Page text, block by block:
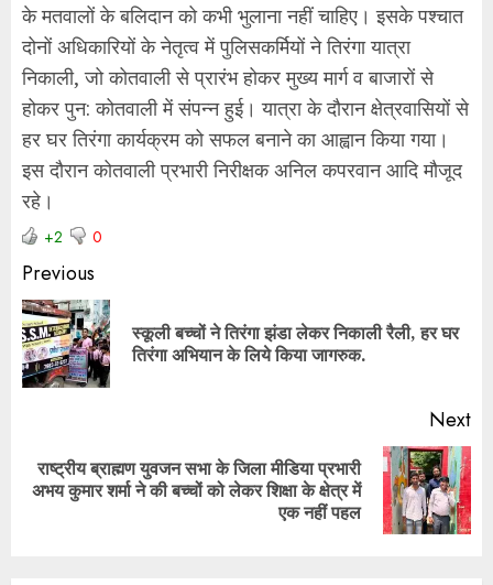
के मतवालों के बलिदान को कभी भुलाना नहीं चाहिए। इसके पश्चात
दोनों अधिकारियों के नेतृत्व में पुलिसकर्मियों ने तिरंगा यात्रा
निकाली, जो कोतवाली से प्रारंभ होकर मुख्य मार्ग व बाजारों से
होकर पुन: कोतवाली में संपन्न हुई। यात्रा के दौरान क्षेत्रवासियों से
हर घर तिरंगा कार्यक्रम को सफल बनाने का आह्वान किया गया।
इस दौरान कोतवाली प्रभारी निरीक्षक अनिल कपरवान आदि मौजूद
रहे।
+2 0
Previous
स्कूली बच्चों ने तिरंगा झंडा लेकर निकाली रैली, हर घर
तिरंगा अभियान के लिये किया जागरुक.
Next
राष्ट्रीय ब्राह्मण युवजन सभा के जिला मीडिया प्रभारी
अभय कुमार शर्मा ने की बच्चों को लेकर शिक्षा के क्षेत्र में
एक नहीं पहल